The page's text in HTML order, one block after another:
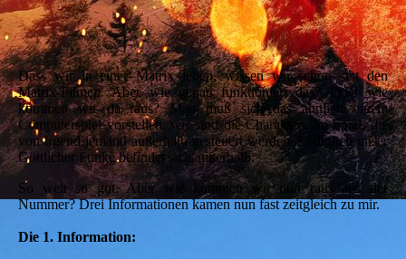
Raus-aus-der Matrix
Dass wir in einer Matrix leben, wissen wir schon seit den
Matrix-Filmen. Aber wie genau funktioniert das? Oder wie
kommen wir da raus? Man muß sich das ähnlich einem
Computerspiel vorstellen, wir sind die Charaktere im Spiel, die
von irgend jemand außerhalb gesteuert werden. Lediglich unser
Göttlicher Funke befindet sich außerhalb.
So weit so gut. Aber wie kommen wir nun raus aus der
Nummer? Drei Informationen kamen nun fast zeitgleich zu mir.
Die 1. Information: